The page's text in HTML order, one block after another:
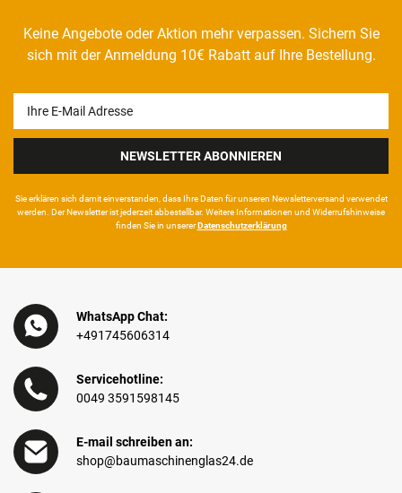
Keine Angebote oder Aktion mehr verpassen. Sichern Sie
sich mit der Anmeldung 10€ Rabatt auf Ihre Bestellung.
Honig
NEWSLETTER ABONNIEREN
Sie erklären sich damit ein­ver­standen, dass Ihre Da­ten für unseren News­letter­versand ver­wen­det
werden. Der News­letter ist jeder­zeit ab­bestel­lbar. Weitere Infor­mationen und Wider­rufshin­weise
finden Sie in unsererDaten­schutz­erklärung
WhatsApp Chat:
+491745606314
Servicehotline:
0049 3591598145
E-mail schreiben an:
shop@baumaschinenglas24.de